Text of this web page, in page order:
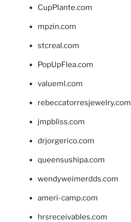
CupPlante.com
mpzin.com
stcreal.com
PopUpFlea.com
valueml.com
rebeccatorresjewelry.com
jmpbliss.com
drjorgerico.com
queensushipa.com
wendyweimerdds.com
ameri-camp.com
hrsreceivables.com